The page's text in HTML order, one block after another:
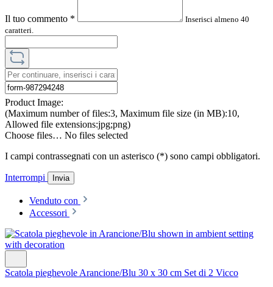
Il tuo commento *
Inserisci almeno 40
caratteri.
Product Image:
(Maximum number of files:3, Maximum file size (in MB):10,
Allowed file extensions:jpg;png)
Choose files… No files selected
I campi contrassegnati con un asterisco (*) sono campi obbligatori.
Interrompi Invia
Venduto con
Accessori
Scatola pieghevole Arancione/Blu 30 x 30 cm Set di 2 Vicco